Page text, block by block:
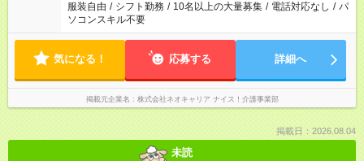
服装自由 / シフト勤務 / 10名以上の大量募集 / 電話対応なし / パ
ソコンスキル不要
気になる！ 応募する 詳細へ
掲載元企業名 株式会社ネオキャリア ナイス！介護事業部
掲載日：2026.08.04
未読